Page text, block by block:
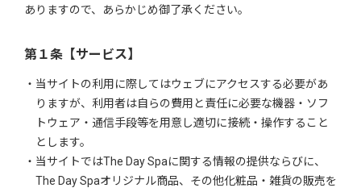
ありますので、あらかじめ御了承ください。
第１条【サービス】
当サイトの利用に際してはウェブにアクセスする必要があ
りますが、利用者は自らの費用と責任に必要な機器・ソフ
トウェア・通信手段等を用意し適切に接続・操作すること
とします。
当サイトではThe Day Spaに関する情報の提供ならびに、
The Day Spaオリジナル商品、その他化粧品・雑貨の販売を